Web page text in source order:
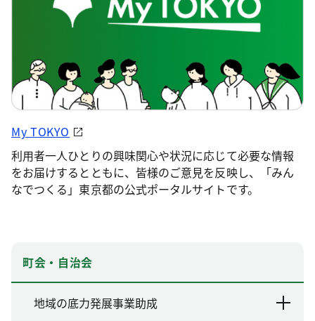
My TOKYO
利用者一人ひとりの興味関心や状況に応じて必要な情報
をお届けするとともに、皆様のご意見を反映し、「みん
なでつくる」東京都の公式ポータルサイトです。
町会・自治会
地域の底力発展事業助成